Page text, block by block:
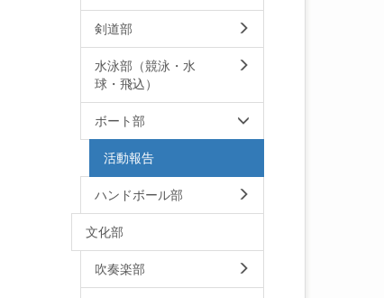
剣道部
水泳部（競泳・水
球・飛込）
ボート部
活動報告
ハンドボール部
文化部
吹奏楽部